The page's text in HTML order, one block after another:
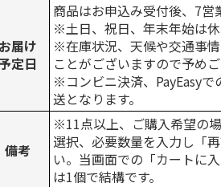
お届け
定日
商品はお申込み受付後、7営
※土日、祝日、年末年始は休
※在庫状況、天候や交通事
ことがございますので予め
※コンビニ決済、PayEasy
送となります。
備考
※11点以上、ご購入希望の
選択、必要数量を入力し「
い。当画面での「カートに
は1個で結構です。